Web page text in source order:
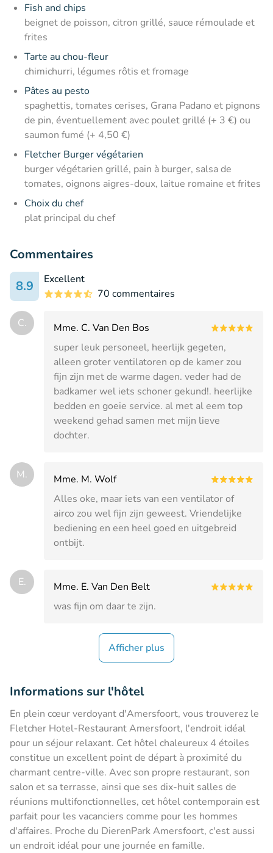
Fish and chips
beignet de poisson, citron grillé, sauce rémoulade et
frites
Tarte au chou-fleur
chimichurri, légumes rôtis et fromage
Pâtes au pesto
spaghettis, tomates cerises, Grana Padano et pignons
de pin, éventuellement avec poulet grillé (+ 3 €) ou
saumon fumé (+ 4,50 €)
Fletcher Burger végétarien
burger végétarien grillé, pain à burger, salsa de
tomates, oignons aigres-doux, laitue romaine et frites
Choix du chef
plat principal du chef
Commentaires
8.9
Excellent
70 commentaires
C.
Mme. C. Van Den Bos
super leuk personeel, heerlijk gegeten,
alleen groter ventilatoren op de kamer zou
fijn zijn met de warme dagen. veder had de
badkamer wel iets schoner gekund!. heerlijke
bedden en goeie service. al met al eem top
weekend gehad samen met mijn lieve
dochter.
M.
Mme. M. Wolf
Alles oke, maar iets van een ventilator of
airco zou wel fijn zijn geweest. Vriendelijke
bediening en een heel goed en uitgebreid
ontbijt.
E.
Mme. E. Van Den Belt
was fijn om daar te zijn.
Afficher plus
Informations sur l'hôtel
En plein cœur verdoyant d'Amersfoort, vous trouverez le
Fletcher Hotel-Restaurant Amersfoort, l'endroit idéal
pour un séjour relaxant. Cet hôtel chaleureux 4 étoiles
constitue un excellent point de départ à proximité du
charmant centre-ville. Avec son propre restaurant, son
salon et sa terrasse, ainsi que ses dix-huit salles de
réunions multifonctionnelles, cet hôtel contemporain est
parfait pour les vacanciers comme pour les hommes
d'affaires. Proche du DierenPark Amersfoort, c'est aussi
un endroit idéal pour une journée en famille.